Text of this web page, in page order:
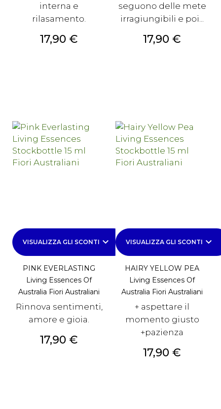
interna e
rilasamento.
Prezzo
17,90 €
seguono delle mete
irragiungibili e poi...
Prezzo
17,90 €
VISUALIZZA GLI SCONTI keyboard_arrow_down
PINK EVERLASTING
Living Essences Of
Australia Fiori Australiani
Rinnova sentimenti,
amore e gioia.
Prezzo
17,90 €
VISUALIZZA GLI SCONTI keyboard_arrow_down
HAIRY YELLOW PEA
Living Essences Of
Australia Fiori Australiani
+ aspettare il
momento giusto
+pazienza
Prezzo
17,90 €